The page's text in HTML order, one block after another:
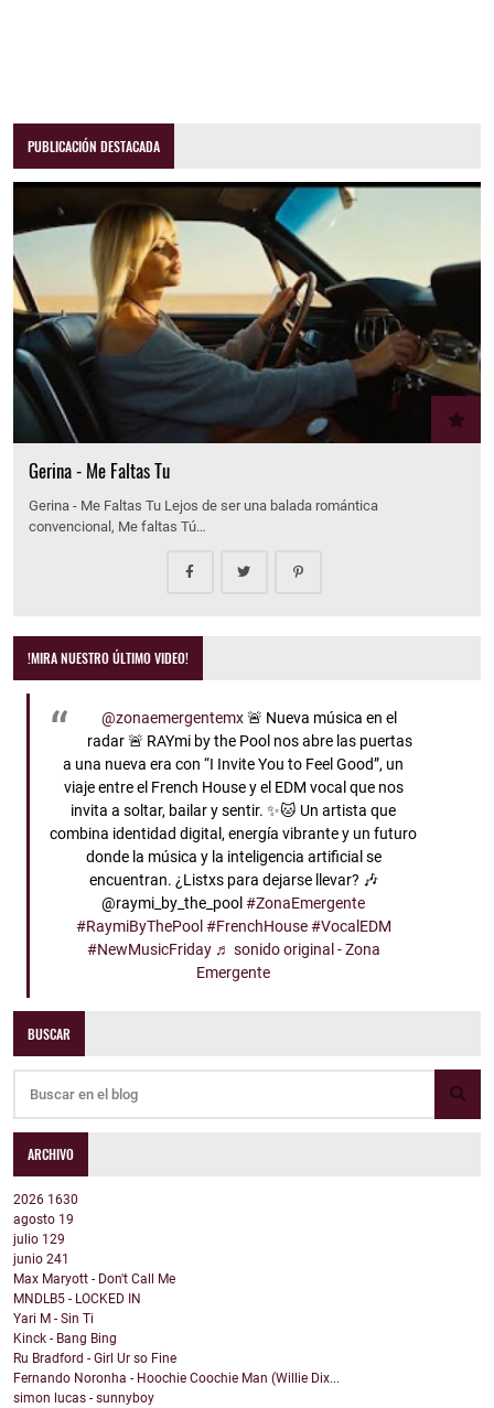
PUBLICACIÓN DESTACADA
Gerina - Me Faltas Tu
Gerina - Me Faltas Tu Lejos de ser una balada romántica
convencional, Me faltas Tú…
!MIRA NUESTRO ÚLTIMO VIDEO!
@zonaemergentemx🚨 Nueva música en el
radar 🚨 RAYmi by the Pool nos abre las puertas
a una nueva era con “I Invite You to Feel Good”, un
viaje entre el French House y el EDM vocal que nos
invita a soltar, bailar y sentir. ✨🐱 Un artista que
combina identidad digital, energía vibrante y un futuro
donde la música y la inteligencia artificial se
encuentran. ¿Listxs para dejarse llevar? 🎶
@raymi_by_the_pool#ZonaEmergente
#RaymiByThePool #FrenchHouse #VocalEDM
#NewMusicFriday ♬ sonido original - Zona
Emergente
BUSCAR
ARCHIVO
2026 1630
agosto 19
julio 129
junio 241
Max Maryott - Don't Call Me
MNDLB5 - LOCKED IN
Yari M - Sin Ti
Kinck - Bang Bing
Ru Bradford - Girl Ur so Fine
Fernando Noronha - Hoochie Coochie Man (Willie Dix...
simon lucas - sunnyboy